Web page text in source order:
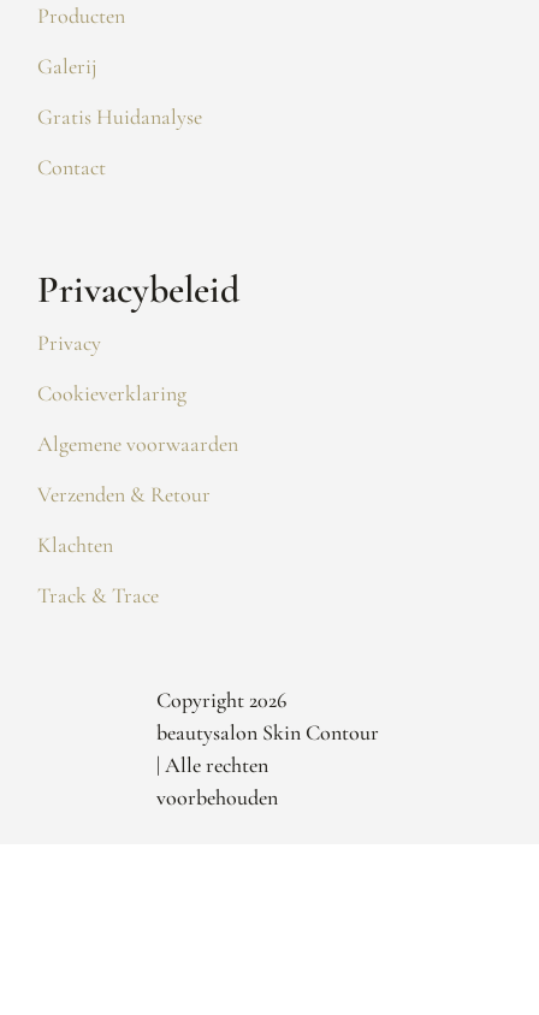
Producten
Galerij
Gratis Huidanalyse
Contact
Privacybeleid
Privacy
Cookieverklaring
Algemene voorwaarden
Verzenden & Retour
Klachten
Track & Trace
Copyright 2026
beautysalon Skin Contour
| Alle rechten
voorbehouden